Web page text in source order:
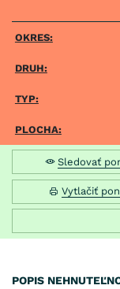
OKRES:
DRUH:
TYP:
PLOCHA:
Sledovať
Vytlačiť
POPIS